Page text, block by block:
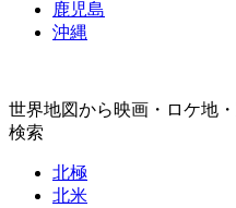
鹿児島
沖縄
世界地図から映画・ロケ地
検索
北極
北米